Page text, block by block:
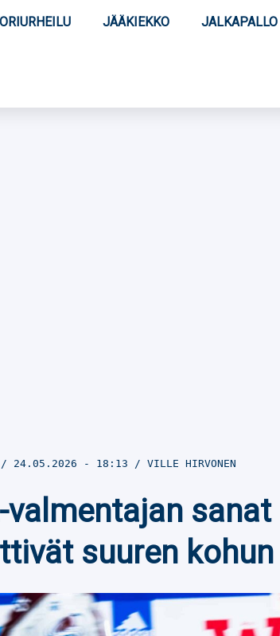
JÄÄKIEKKO JALKAPALLO
24.05.2026 - 18:13 VILLE HIRVONEN
valmentajan
suuren kohun